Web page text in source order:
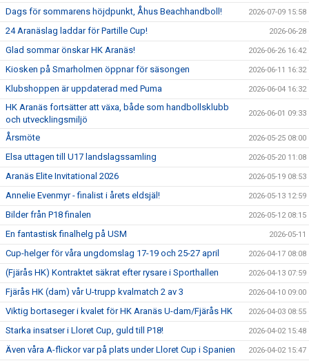
Dags för sommarens höjdpunkt, Åhus Beachhandboll! 2026-07-09 15:58
24 Aranäslag laddar för Partille Cup! 2026-06-28
Glad sommar önskar HK Aranäs! 2026-06-26 16:42
Kiosken på Smarholmen öppnar för säsongen 2026-06-11 16:32
Klubshoppen är uppdaterad med Puma 2026-06-04 16:32
HK Aranäs fortsätter att växa, både som handbollsklubb
och utvecklingsmiljö
2026-06-01 09:33
Årsmöte 2026-05-25 08:00
Elsa uttagen till U17 landslagssamling 2026-05-20 11:08
Aranäs Elite Invitational 2026 2026-05-19 08:53
Annelie Evenmyr - finalist i årets eldsjäl! 2026-05-13 12:59
Bilder från P18 finalen 2026-05-12 08:15
En fantastisk finalhelg på USM 2026-05-11
Cup-helger för våra ungdomslag 17-19 och 25-27 april 2026-04-17 08:08
(Fjärås HK) Kontraktet säkrat efter rysare i Sporthallen 2026-04-13 07:59
Fjärås HK (dam) vår U-trupp kvalmatch 2 av 3 2026-04-10 09:00
Viktig bortaseger i kvalet för HK Aranäs U-dam/Fjärås HK 2026-04-03 08:55
Starka insatser i Lloret Cup, guld till P18! 2026-04-02 15:48
Även våra A-flickor var på plats under Lloret Cup i Spanien 2026-04-02 15:47